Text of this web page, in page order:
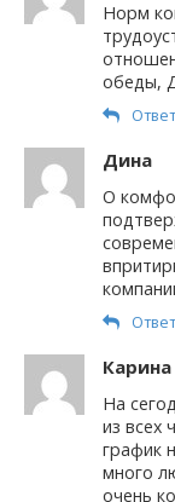
Норм
обеды,
Дина
О
Карина
На
из всех
график
много
очень